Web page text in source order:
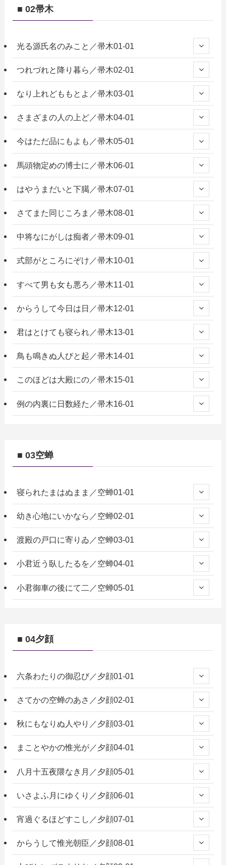
■ 02帚木
光る源氏名のみこと／帚木01-01
つれづれと降り暮ら／帚木02-01
なり上れどももとよ／帚木03-01
さまざまの人の上ど／帚木04-01
今はただ品にもよも／帚木05-01
馬頭物定めの博士に／帚木06-01
はやうまだいと下臈／帚木07-01
さてまた同じころま／帚木08-01
中将なにがしは痴者／帚木09-01
式部がところにぞけ／帚木10-01
すべて男も女も悪ろ／帚木11-01
からうして今日は日／帚木12-01
君はとけても寝られ／帚木13-01
鳥も鳴きぬ人びと起／帚木14-01
このほどは大殿にの／帚木15-01
例の内裏に日数経た／帚木16-01
■ 03空蝉
寝られたまはぬまま／空蝉01-01
幼き心地にいかなら／空蝉02-01
渡殿の戸口に寄りゐ／空蝉03-01
小君近う臥したるを／空蝉04-01
小君御車の後にて二／空蝉05-01
■ 04夕顔
六条わたりの御忍び／夕顔01-01
さてかの空蝉のあさ／夕顔02-01
秋にもなりぬ人やり／夕顔03-01
まことやかの惟光が／夕顔04-01
八月十五夜隈なき月／夕顔05-01
いさよふ月にゆくり／夕顔06-01
宵過ぐるほどすこし／夕顔07-01
からうして惟光朝臣／夕顔08-01